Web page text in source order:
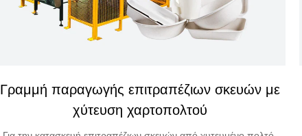
Αυτόματη γραμμή παραγωγής χαρτοκιβωτίων
περιστροφικών αυγών